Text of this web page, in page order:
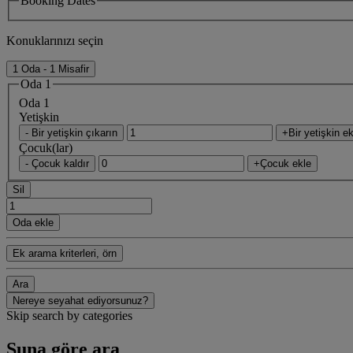
Konuklarınızı seçin
1 Oda - 1 Misafir
Oda 1
Oda 1
Yetişkin
- Bir yetişkin çıkarın +Bir yetişkin
Çocuk(lar)
- Çocuk kaldır +Çocuk ekle
Sil
Oda ekle
Ek arama kriterleri, örn
Ara
Nereye seyahat ediyorsunuz?
Skip search by categories